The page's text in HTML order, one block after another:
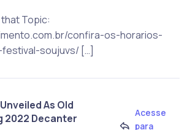
Topic:
confira-os-horarios-
soujuvs/ […]
As Old
2022 Decanter
Acesse
para